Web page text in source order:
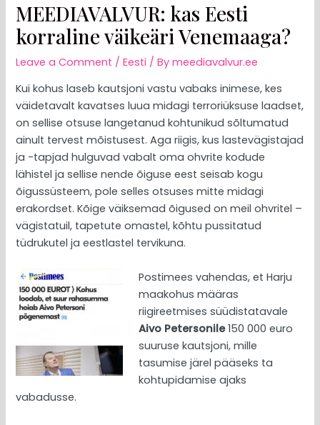
MEEDIAVALVUR: kas Eesti
korraline väikeäri Venemaaga?
Leave a Comment /Eesti / Bymeediavalvur.ee
Kui kohus laseb kautsjoni vastu vabaks inimese, kes
väidetavalt kavatses luua midagi terroriüksuse laadset,
on sellise otsuse langetanud kohtunikud sõltumatud
ainult tervest mõistusest. Aga riigis, kus lastevägistajad
ja -tapjad hulguvad vabalt oma ohvrite kodude
lähistel ja sellise nende õiguse eest seisab kogu
õigussüsteem, pole selles otsuses mitte midagi
erakordset. Kõige väiksemad õigused on meil ohvritel –
vägistatuil, tapetute omastel, kõhtu pussitatud
tüdrukutel ja eestlastel tervikuna.
Postimees vahendas, et Harju
maakohus määras
riigireetmises süüdistatavale
Aivo Petersonile150 000 euro
suuruse kautsjoni, mille
tasumise järel pääseks ta
kohtupidamise ajaks
vabadusse.